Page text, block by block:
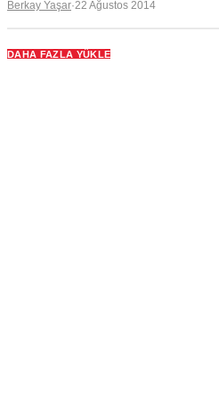
Berkay Yaşar·22 Ağustos 2014
DAHA FAZLA YÜKLE